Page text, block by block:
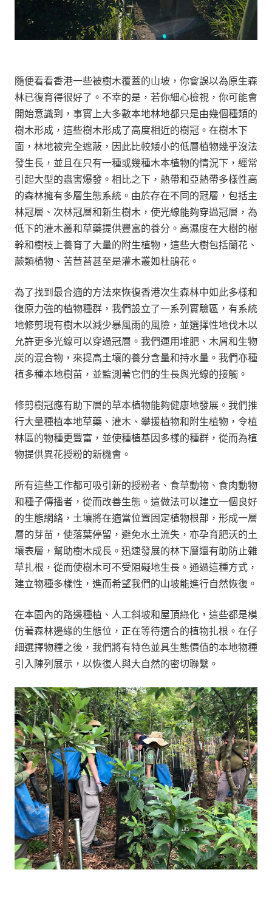
隨便看看香港一些被樹木覆蓋的山坡，你會誤以為原生森
林已復育得很好了。不幸的是，若你細心檢視，你可能會
開始意識到，事實上大多數本地林地都只是由幾個種類的
樹木形成，這些樹木形成了高度相近的樹冠。在樹木下
面，林地被完全遮蔽，因此比較矮小的低層植物幾乎沒法
發生長，並且在只有一種或幾種木本植物的情況下，經常
引起大型的蟲害爆發。相比之下，熱帶和亞熱帶多樣性高
的森林擁有多層生態系統。由於存在不同的冠層，包括主
林冠層、次林冠層和新生樹木，使光線能夠穿過冠層，為
低下的灌木叢和草藥提供豐富的養分。高濕度在大樹的樹
幹和樹枝上養育了大量的附生植物，這些大樹包括蘭花、
蕨類植物、苦苣苔甚至是灌木叢如杜鵑花。
為了找到最合適的方法來恢復香港次生森林中如此多樣和
復原力強的植物種群，我們設立了一系列實驗區，有系統
地修剪現有樹木以減少暴風雨的風險，並選擇性地伐木以
允許更多光線可以穿過冠層。我們運用堆肥、木屑和生物
炭的混合物，來提高土壤的養分含量和持水量。我們亦種
植多種本地樹苗，並監測著它們的生長與光線的接觸。
修剪樹冠應有助下層的草本植物能夠健康地發展。我們推
行大量種植本地草藥、灌木、攀援植物和附生植物，令植
林區的物種更豐富，並使種植基因多樣的種群，從而為植
物提供異花授粉的新機會。
所有這些工作都可吸引新的授粉者、食草動物、食肉動物
和種子傳播者，從而改善生態。這做法可以建立一個良好
的生態網絡，土壤將在適當位置固定植物根部，形成一層
層的芽苗，使落葉停留，避免水土流失，亦孕育肥沃的土
壤表層，幫助樹木成長。迅速發展的林下層還有助防止雜
草扎根，從而使樹木可不受阻礙地生長。通過這種方式，
建立物種多樣性，進而希望我們的山坡能進行自然恢復。
在本園內的路邊種植、人工斜坡和屋頂綠化，這些都是模
仿著森林邊緣的生態位，正在等待適合的植物扎根。在仔
細選擇物種之後，我們將有特色並具生態價值的本地物種
引入陳列展示，以恢復人與大自然的密切聯繫。